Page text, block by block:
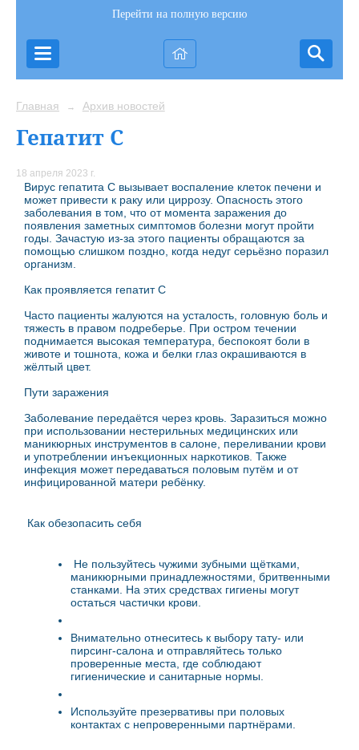
Перейти на полную версию
Главная → Архив новостей
Гепатит С
18 апреля 2023 г.
Вирус гепатита С вызывает воспаление клеток печени и
может привести к раку или циррозу. Опасность этого
заболевания в том, что от момента заражения до
появления заметных симптомов болезни могут пройти
годы. Зачастую из-за этого пациенты обращаются за
помощью слишком поздно, когда недуг серьёзно поразил
организм.
Как проявляется гепатит С
Часто пациенты жалуются на усталость, головную боль и
тяжесть в правом подреберье. При остром течении
поднимается высокая температура, беспокоят боли в
животе и тошнота, кожа и белки глаз окрашиваются в
жёлтый цвет.
Пути заражения
Заболевание передаётся через кровь. Заразиться можно
при использовании нестерильных медицинских или
маникюрных инструментов в салоне, переливании крови
и употреблении инъекционных наркотиков. Также
инфекция может передаваться половым путём и от
инфицированной матери ребёнку.
Как обезопасить себя
Не пользуйтесь чужими зубными щётками,
маникюрными принадлежностями, бритвенными
станками. На этих средствах гигиены могут
остаться частички крови.
Внимательно отнеситесь к выбору тату- или
пирсинг-салона и отправляйтесь только
проверенные места, где соблюдают
гигиенические и санитарные нормы.
Используйте презервативы при половых
контактах с непроверенными партнёрами.